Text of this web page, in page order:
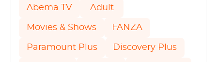
Abema TV Adult
Movies & Shows FANZA
Paramount Plus Discovery Plus